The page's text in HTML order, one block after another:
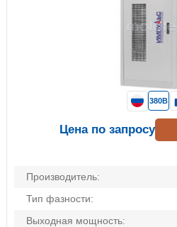
Производитель:
Тип фазности:
Выходная мощность:
380В
Цена по запросу